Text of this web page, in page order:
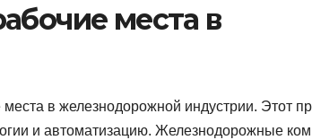
места в
в железнодорожной индустрии. Этот
и автоматизацию. Железнодорожные